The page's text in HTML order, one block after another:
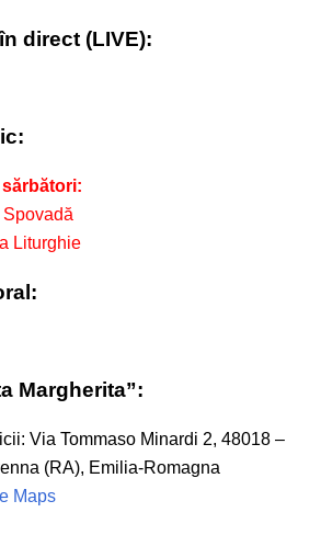
direct (LIVE):
Liturghie
Margherita”:
Via Tommaso Minardi 2, 48018 –
(RA), Emilia-Romagna
Maps